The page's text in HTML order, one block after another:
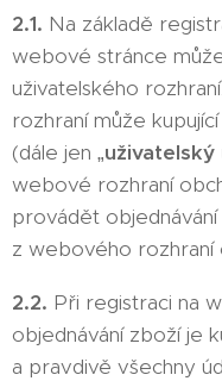
2.1. Na základě
webové stránce
uživatelského
rozhraní může
(dále jen „uživatelský
webové rozhraní
provádět
z webového rozhraní
2.2. Při registraci na
objednávání zboží je
a pravdivě všechny